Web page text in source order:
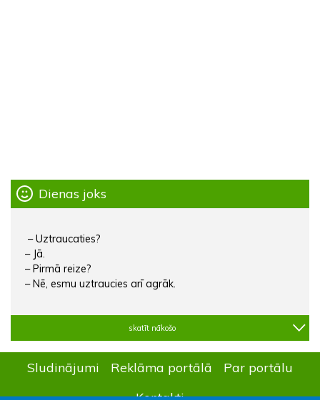
Dienas joks
– Uztraucaties?
– Jā.
– Pirmā reize?
– Nē, esmu uztraucies arī agrāk.
skatīt nākošo
Sludinājumi Reklāma portālā
Par portālu